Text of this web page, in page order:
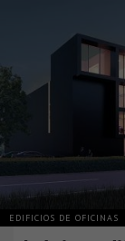
EDIFICIOS DE OFICINAS